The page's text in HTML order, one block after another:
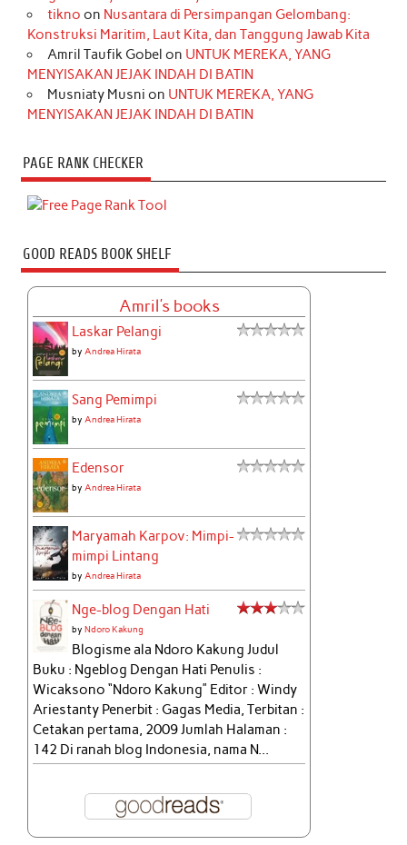
tikno on Nusantara di Persimpangan Gelombang:
Konstruksi Maritim, Laut Kita, dan Tanggung Jawab Kita
Amril Taufik Gobel on UNTUK MEREKA, YANG
MENYISAKAN JEJAK INDAH DI BATIN
Musniaty Musni on UNTUK MEREKA, YANG
MENYISAKAN JEJAK INDAH DI BATIN
PAGE RANK CHECKER
GOOD READS BOOK SHELF
Amril's books
Laskar Pelangi
byAndrea Hirata
Sang Pemimpi
byAndrea Hirata
Edensor
byAndrea Hirata
Maryamah Karpov: Mimpi-
mimpi Lintang
byAndrea Hirata
Nge-blog Dengan Hati
byNdoro Kakung
Blogisme ala Ndoro Kakung Judul
Buku : Ngeblog Dengan Hati Penulis :
Wicaksono “Ndoro Kakung” Editor : Windy
Ariestanty Penerbit : Gagas Media, Terbitan :
Cetakan pertama, 2009 Jumlah Halaman :
142 Di ranah blog Indonesia, nama N...